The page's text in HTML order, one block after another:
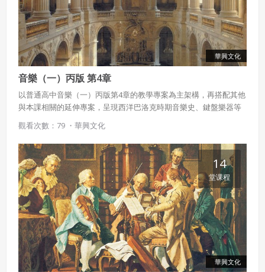
華興文化
音樂（一）丙版 第4章
以普通高中音樂（一）丙版第4章的教學專案為主架構，再搭配其他
與本課相關的延伸專案，呈現西洋巴洛克時期音樂史、鍵盤樂器等
豐富內容。
觀看次數：79 ・ 華興文化
華興文化
14
堂课程